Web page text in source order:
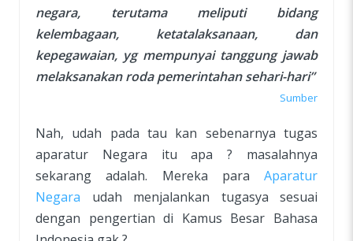
negara, terutama meliputi bidang
kelembagaan, ketatalaksanaan, dan
kepegawaian, yg mempunyai tanggung jawab
melaksanakan roda pemerintahan sehari-hari”
Sumber
Nah, udah pada tau kan sebenarnya tugas
aparatur Negara itu apa ? masalahnya
sekarang adalah. Mereka para Aparatur
Negara udah menjalankan tugasya sesuai
dengan pengertian di Kamus Besar Bahasa